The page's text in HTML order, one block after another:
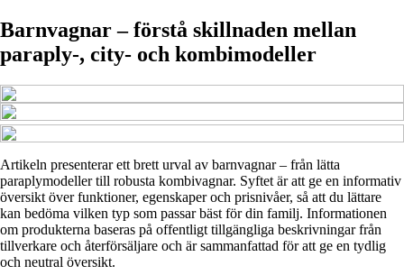
Barnvagnar – förstå skillnaden mellan
paraply-, city- och kombimodeller
Artikeln presenterar ett brett urval av barnvagnar – från lätta
paraplymodeller till robusta kombivagnar. Syftet är att ge en informativ
översikt över funktioner, egenskaper och prisnivåer, så att du lättare
kan bedöma vilken typ som passar bäst för din familj. Informationen
om produkterna baseras på offentligt tillgängliga beskrivningar från
tillverkare och återförsäljare och är sammanfattad för att ge en tydlig
och neutral översikt.